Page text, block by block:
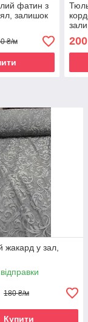
фатин з
залишок
₴/м 200
жакард у зал,
180 ₴/м
Купити